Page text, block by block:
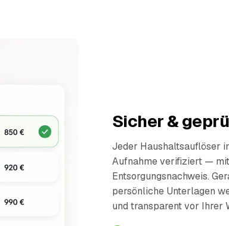
Sicher &
Jeder Haushaltsauflöser
Aufnahme verifiziert —
Entsorgungsnachweis.
persönliche Unterlagen
und transparent vor Ihrer